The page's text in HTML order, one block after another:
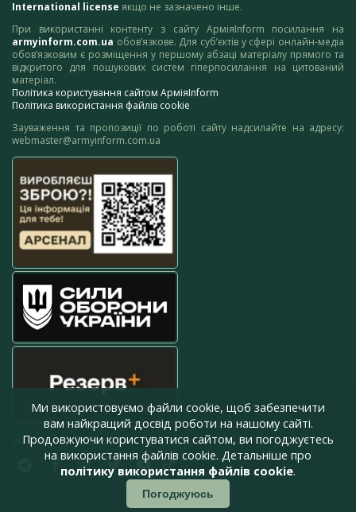
International license якщо не зазначено інше.
При використанні контенту з сайту АрміяInform посилання на
armyinform.com.ua обов’язкове. Для суб’єктів у сфері онлайн-медіа
обов’язковим є розміщення у першому абзаці матеріалу прямого та
відкритого для пошукових систем гіперпосилання на цитований
матеріал.
Політика користування сайтом АрміяInform
Політика використання файлів cookie
Зауваження та пропозиції по роботі сайту надсилайте на адресу:
webmaster@armyinform.com.ua
press@armyinform.com.ua
Ми використовуємо файли cookie, щоб забезпечити
вам найкращий досвід роботи на нашому сайті.
Продовжуючи користуватися сайтом, ви погоджуєтесь
на використання файлів cookie. Детальніше про
політику використання файлів cookie.
Погоджуюсь